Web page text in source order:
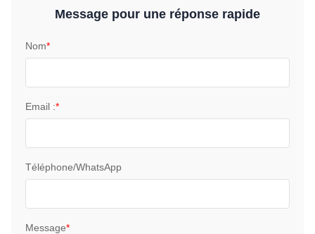
Message pour une réponse rapide
Nom*
Email :*
Téléphone/WhatsApp
Message*